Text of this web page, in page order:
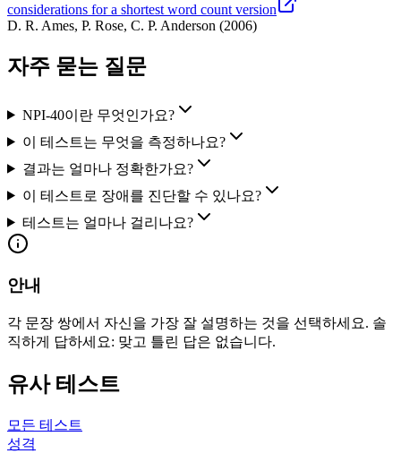
considerations for a shortest word count version
D. R. Ames, P. Rose, C. P. Anderson (2006)
자주 묻는 질문
NPI-40이란 무엇인가요?
이 테스트는 무엇을 측정하나요?
결과는 얼마나 정확한가요?
이 테스트로 장애를 진단할 수 있나요?
테스트는 얼마나 걸리나요?
안내
각 문장 쌍에서 자신을 가장 잘 설명하는 것을 선택하세요. 솔
직하게 답하세요: 맞고 틀린 답은 없습니다.
유사 테스트
모든 테스트
성격